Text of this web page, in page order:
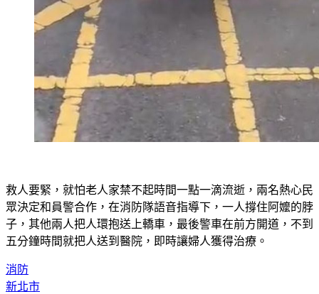
救人要緊，就怕老人家禁不起時間一點一滴流逝，兩名熱心民
眾決定和員警合作，在消防隊語音指導下，一人撐住阿嬤的脖
子，其他兩人把人環抱送上轎車，最後警車在前方開道，不到
五分鐘時間就把人送到醫院，即時讓婦人獲得治療。
消防
新北市